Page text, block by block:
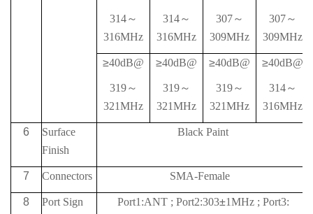
314～
316MHz
314～
316MHz
307～
309MHz
307～
309MHz
≥40dB@
319～
321MHz
≥40dB@
319～
321MHz
≥40dB@
319～
321MHz
≥40dB@
314～
316MHz
6
Surface
Finish
Black Paint
7 Connectors SMA-Female
8 Port Sign Port1:ANT ; Port2:303±1MHz ; Port3: